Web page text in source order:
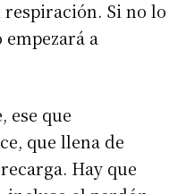
respiración. Si no lo
a
ese que
que llena de
Hay que